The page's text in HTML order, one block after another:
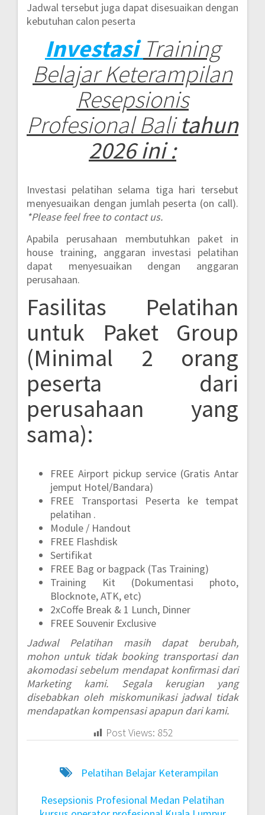
Jadwal tersebut juga dapat disesuaikan dengan
kebutuhan calon peserta
Investasi Training
Belajar Keterampilan
Resepsionis
Profesional Balitahun
2026 ini :
Investasi pelatihan selama tiga hari tersebut
menyesuaikan dengan jumlah peserta (on call).
*Please feel free to contact us.
Apabila perusahaan membutuhkan paket in
house training, anggaran investasi pelatihan
dapat menyesuaikan dengan anggaran
perusahaan.
Fasilitas Pelatihan
untuk Paket Group
(Minimal 2 orang
peserta dari
perusahaan yang
sama):
FREE Airport pickup service (Gratis Antar
jemput Hotel/Bandara)
FREE Transportasi Peserta ke tempat
pelatihan .
Module / Handout
FREE Flashdisk
Sertifikat
FREE Bag or bagpack (Tas Training)
Training Kit (Dokumentasi photo,
Blocknote, ATK, etc)
2xCoffe Break & 1 Lunch, Dinner
FREE Souvenir Exclusive
Jadwal Pelatihan masih dapat berubah,
mohon untuk tidak booking transportasi dan
akomodasi sebelum mendapat konfirmasi dari
Marketing kami. Segala kerugian yang
disebabkan oleh miskomunikasi jadwal tidak
mendapatkan kompensasi apapun dari kami.
Post Views: 852
Pelatihan Belajar Keterampilan
Resepsionis Profesional Medan Pelatihan